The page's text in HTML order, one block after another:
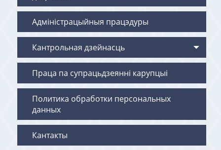
Адміністрацыйныя працэдуры
Кантрольная дзейнасць
Праца па супрацьдзеянні карупцыі
Политика обработки персональных
данных
Кантакты